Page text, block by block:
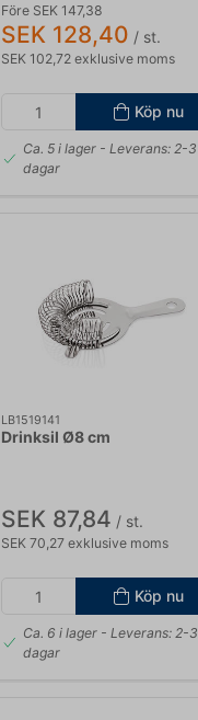
Före SEK 147,38
SEK 128,40 / st.
SEK 102,72 exklusive moms
Köp nu
Ca. 5 i lager - Leverans: 2-3
dagar
LB1519141
Drinksil Ø8 cm
SEK 87,84 / st.
SEK 70,27 exklusive moms
Köp nu
Ca. 6 i lager - Leverans: 2-3
dagar